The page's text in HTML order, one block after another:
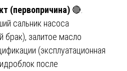
(первопричина) 🔴.
сальник насоса
брак), залитое масло
(эксплуатационная
после